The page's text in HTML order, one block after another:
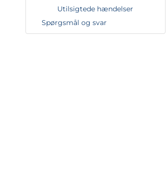
Utilsigtede hændelser
Spørgsmål og svar